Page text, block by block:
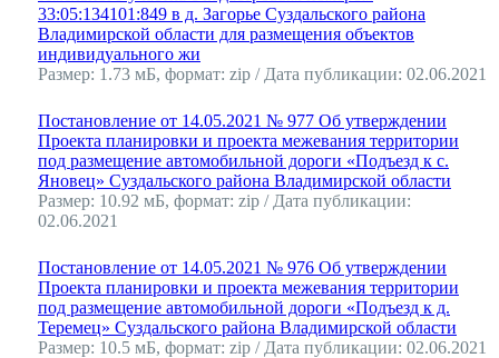
33:05:134101:849 в д. Загорье Суздальского района
Владимирской области для размещения объектов
индивидуального жи
Размер: 1.73 мБ, формат: zip / Дата публикации: 02.06.2021
Постановление от 14.05.2021 № 977 Об утверждении
Проекта планировки и проекта межевания территории
под размещение автомобильной дороги «Подъезд к с.
Яновец» Суздальского района Владимирской области
Размер: 10.92 мБ, формат: zip / Дата публикации:
02.06.2021
Постановление от 14.05.2021 № 976 Об утверждении
Проекта планировки и проекта межевания территории
под размещение автомобильной дороги «Подъезд к д.
Теремец» Суздальского района Владимирской области
Размер: 10.5 мБ, формат: zip / Дата публикации: 02.06.2021